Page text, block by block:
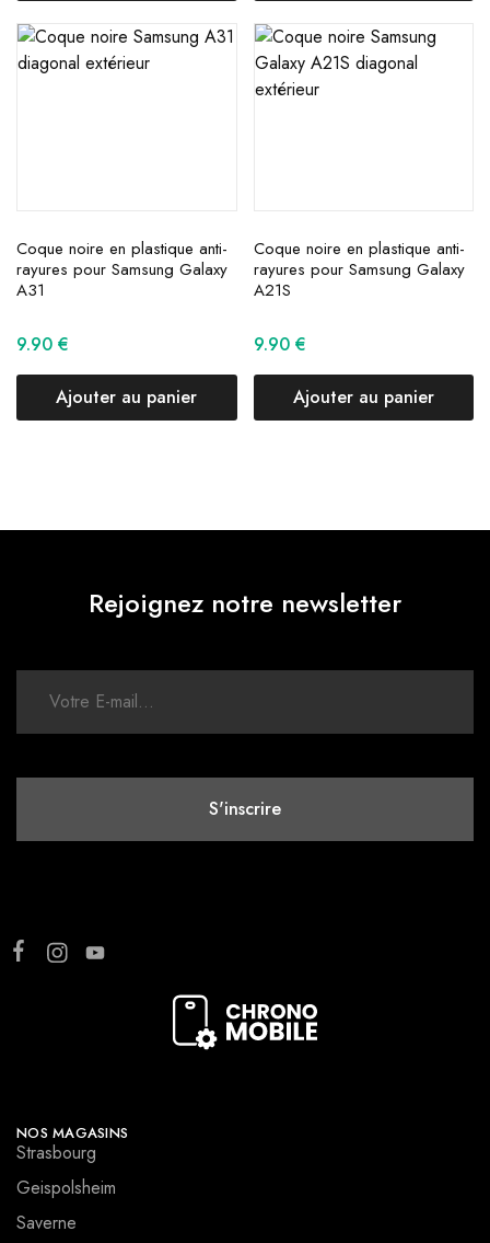
Coque noire en plastique anti-
rayures pour Samsung Galaxy
A31
9.90 €
Ajouter au panier
Coque noire en plastique anti-
rayures pour Samsung Galaxy
A21S
9.90 €
Ajouter au panier
Rejoignez notre newsletter
NOS MAGASINS
Strasbourg
Geispolsheim
Saverne